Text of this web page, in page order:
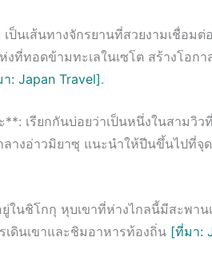
นเส้นทางจักรยานที่สวยงามเชื่อมต่
ที่ทอดข้ามทะเลในเซโต สร้างโอกา
: Japan Travel].
**: เรียกกันบ่อยว่าเป็นหนึ่งในสามวิ
างอ่าวมิยาซุ แนะนำให้ปีนขึ้นไปที่จุ
ในชิโกกุ หุบเขาที่ห่างไกลนี้มีสะพา
เดินเขาและชิมอาหารท้องถิ่น [ที่มา: